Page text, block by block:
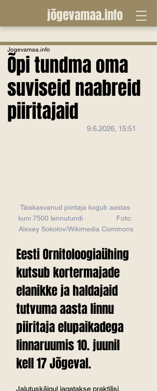
jõgevamaa.info
Õpi tundma oma
suviseid naabreid
piiritajaid
Jogevamaa.info
9.6.2026, 15:51
Täiskasvanud piiritaja kogub aastas
kuni 7500 lennutundi                 Foto:
Alexey Sokolov/Wikimedia Commons
Eesti Ornitoloogiaühing
kutsub kortermajade
elanikke ja haldajaid
tutvuma aasta linnu
piiritaja elupaikadega
linnaruumis 10. juunil
kell 17 Jõgeval.
Jalutuskäigul jagatakse praktilisi